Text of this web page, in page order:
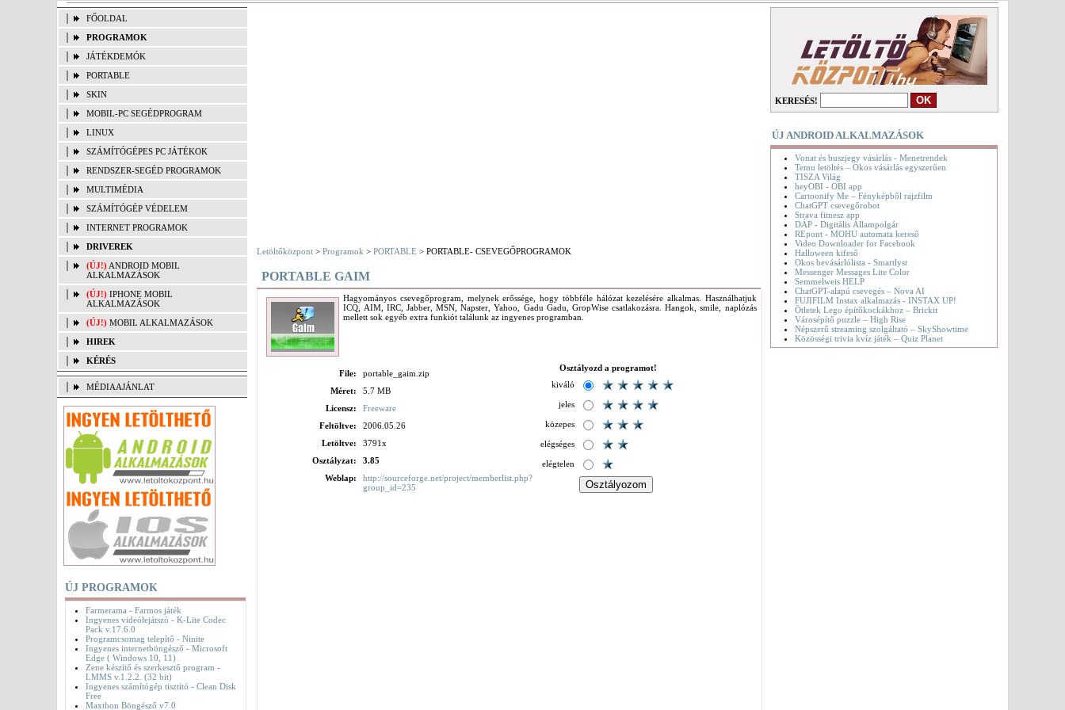
FŐOLDAL
PROGRAMOK
JÁTÉKDEMÓK
PORTABLE
SKIN
MOBIL-PC SEGÉDPROGRAM
LINUX
SZÁMÍTÓGÉPES PC JÁTÉKOK
RENDSZER-SEGÉD PROGRAMOK
MULTIMÉDIA
SZÁMÍTÓGÉP VÉDELEM
INTERNET PROGRAMOK
DRIVEREK
(ÚJ!) ANDROID MOBIL
ALKALMAZÁSOK
(ÚJ!) IPHONE MOBIL
ALKALMAZÁSOK
(ÚJ!) MOBIL ALKALMAZÁSOK
HIREK
KÉRÉS
MÉDIAAJÁNLAT
ÚJ PROGRAMOK
Farmerama - Farmos játék
Ingyenes videólejátszó - K-Lite Codec
Pack v.17.6.0
Programcsomag telepítő - Ninite
Ingyenes internetböngésző - Microsoft
Edge ( Windows 10, 11)
Zene készítő és szerkesztő program -
LMMS v.1.2.2. (32 bit)
Ingyenes számítógép tisztító - Clean Disk
Free
Maxthon Böngésző v7.0
Letöltőközpont > Programok > PORTABLE > PORTABLE- CSEVEGŐPROGRAMOK
PORTABLE GAIM
Hagyományos csevegőprogram, melynek erőssége, hogy többféle hálózat kezelésére alkalmas. Használhatjuk
ICQ, AIM, IRC, Jabber, MSN, Napster, Yahoo, Gadu Gadu, GropWise csatlakozásra. Hangok, smile, naplózás
mellett sok egyéb extra funkiót találunk az ingyenes programban.
File:
portable_gaim.zip
Méret:
5.7 MB
Licensz:
Freeware
Feltöltve:
2006.05.26
Letöltve:
3791x
Osztályzat:
3.85
Weblap:
http://sourceforge.net/project/memberlist.php?
group_id=235
Osztályozd a programot!
kiváló
jeles
közepes
elégséges
elégtelen
KERESÉS!
ÚJ ANDROID ALKALMAZÁSOK
Vonat és buszjegy vásárlás - Menetrendek
Temu letöltés – Okos vásárlás egyszerűen
TISZA Világ
heyOBI - OBI app
Cartoonify Me – Fényképből rajzfilm
ChatGPT csevegőrobot
Strava fitnesz app
DÁP - Digitális Állampolgár
REpont - MOHU automata kereső
Video Downloader for Facebook
Halloween kifeső
Okos bevásárlólista - Smartlyst
Messenger Messages Lite Color
Semmelweis HELP
ChatGPT-alapú csevegés – Nova AI
FUJIFILM Instax alkalmazás - INSTAX UP!
Ötletek Lego építőkockákhoz – Brickit
Városépítő puzzle – High Rise
Népszerű streaming szolgáltató – SkyShowtime
Közösségi trivia kvíz játék – Quiz Planet